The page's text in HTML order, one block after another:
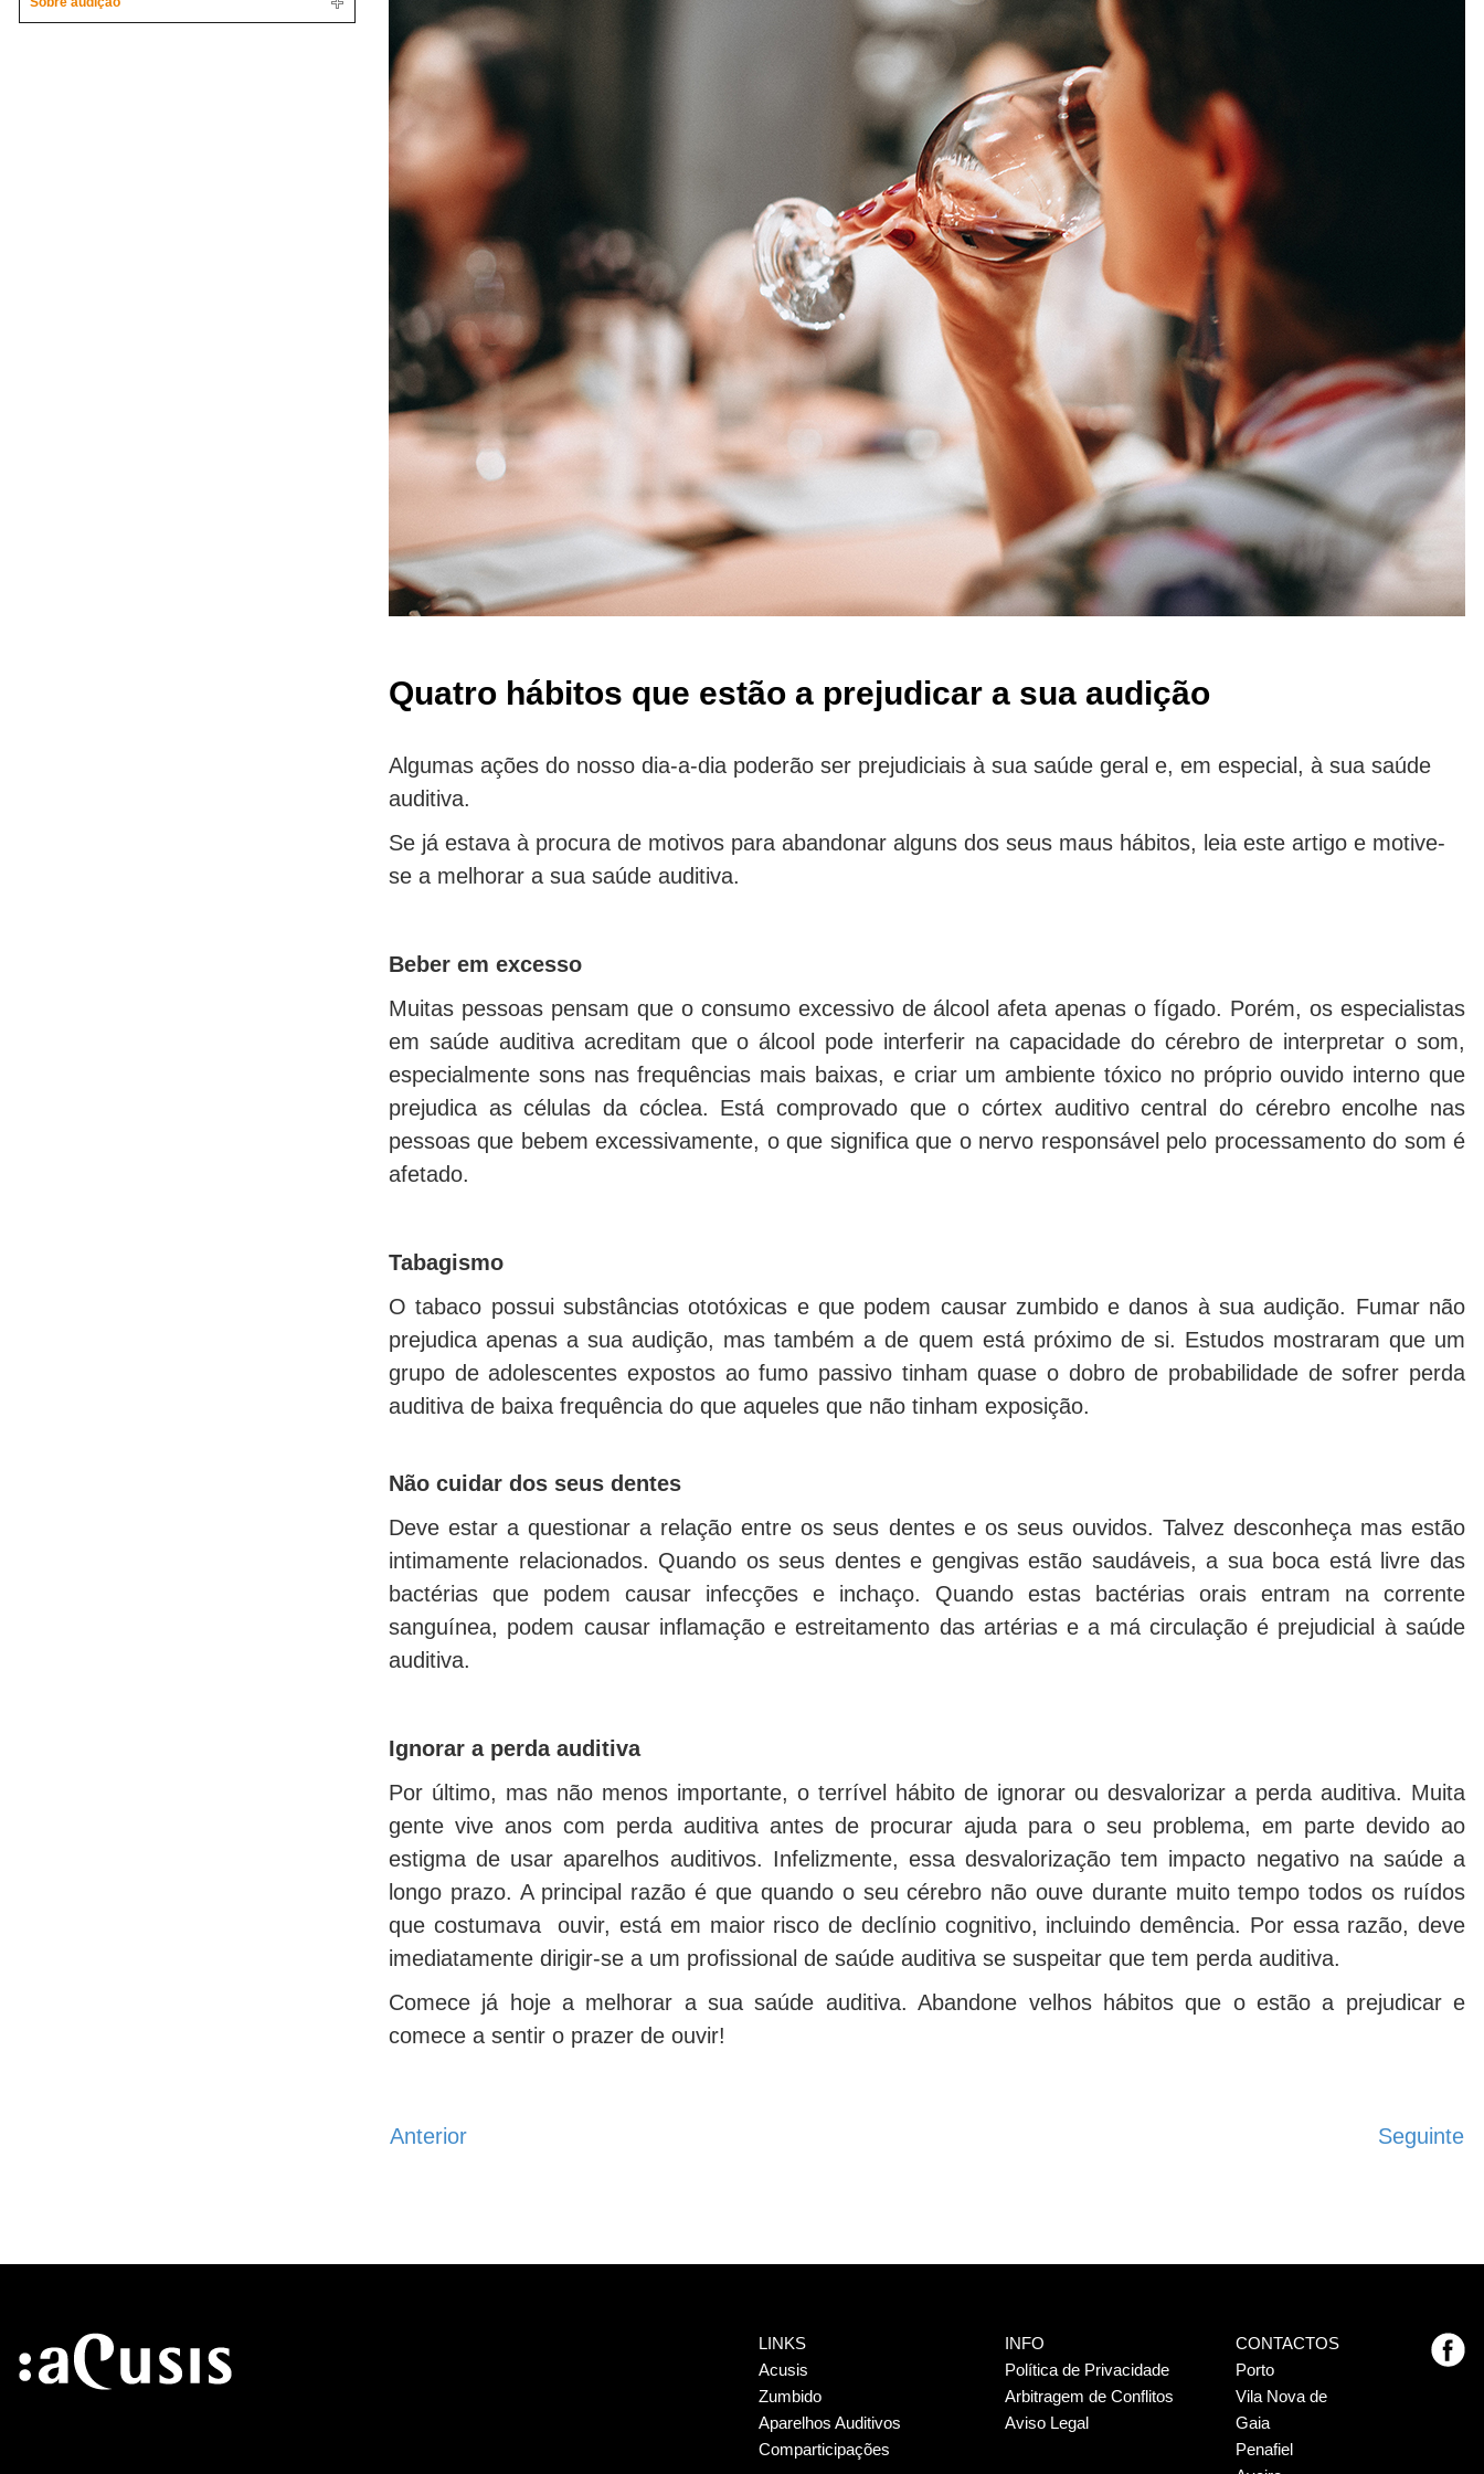
Quatro hábitos que estão a prejudicar a sua audição
Algumas ações do nosso dia-a-dia poderão ser prejudiciais à sua saúde geral e, em especial, à sua saúde
auditiva.
Se já estava à procura de motivos para abandonar alguns dos seus maus hábitos, leia este artigo e motive-
se a melhorar a sua saúde auditiva.
Beber em excesso
Muitas pessoas pensam que o consumo excessivo de álcool afeta apenas o fígado. Porém, os especialistas
em saúde auditiva acreditam que o álcool pode interferir na capacidade do cérebro de interpretar o som,
especialmente sons nas frequências mais baixas, e criar um ambiente tóxico no próprio ouvido interno que
prejudica as células da cóclea. Está comprovado que o córtex auditivo central do cérebro encolhe nas
pessoas que bebem excessivamente, o que significa que o nervo responsável pelo processamento do som é
afetado.
Tabagismo
O tabaco possui substâncias ototóxicas e que podem causar zumbido e danos à sua audição. Fumar não
prejudica apenas a sua audição, mas também a de quem está próximo de si. Estudos mostraram que um
grupo de adolescentes expostos ao fumo passivo tinham quase o dobro de probabilidade de sofrer perda
auditiva de baixa frequência do que aqueles que não tinham exposição.
Não cuidar dos seus dentes
Deve estar a questionar a relação entre os seus dentes e os seus ouvidos. Talvez desconheça mas estão
intimamente relacionados. Quando os seus dentes e gengivas estão saudáveis, a sua boca está livre das
bactérias que podem causar infecções e inchaço. Quando estas bactérias orais entram na corrente
sanguínea, podem causar inflamação e estreitamento das artérias e a má circulação é prejudicial à saúde
auditiva.
Ignorar a perda auditiva
Por último, mas não menos importante, o terrível hábito de ignorar ou desvalorizar a perda auditiva. Muita
gente vive anos com perda auditiva antes de procurar ajuda para o seu problema, em parte devido ao
estigma de usar aparelhos auditivos. Infelizmente, essa desvalorização tem impacto negativo na saúde a
longo prazo. A principal razão é que quando o seu cérebro não ouve durante muito tempo todos os ruídos
que costumava ouvir, está em maior risco de declínio cognitivo, incluindo demência. Por essa razão, deve
imediatamente dirigir-se a um profissional de saúde auditiva se suspeitar que tem perda auditiva.
Comece já hoje a melhorar a sua saúde auditiva. Abandone velhos hábitos que o estão a prejudicar e
comece a sentir o prazer de ouvir!
Anterior Seguinte
LINKS
Acusis
Zumbido
Aparelhos Auditivos
Comparticipações
INFO
Política de Privacidade
Arbitragem de Conflitos
Aviso Legal
CONTACTOS
Porto
Vila Nova de
Gaia
Penafiel